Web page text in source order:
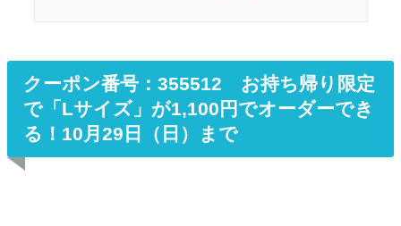
クーポン番号：355512 お持ち帰り限定
で「Lサイズ」が1,100円でオーダーでき
る！10月29日（日）まで